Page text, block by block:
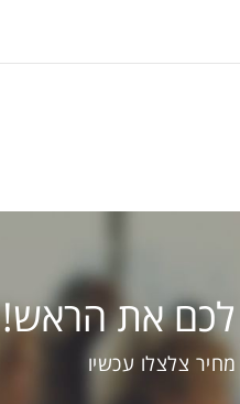
לכם את הראש!
צלצלו עכשיו